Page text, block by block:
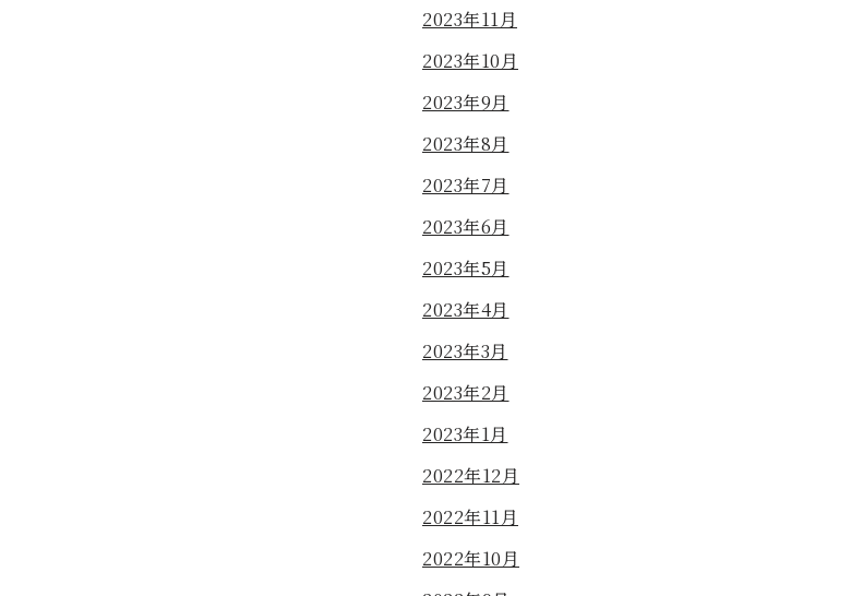
2023年11月
2023年10月
2023年9月
2023年8月
2023年7月
2023年6月
2023年5月
2023年4月
2023年3月
2023年2月
2023年1月
2022年12月
2022年11月
2022年10月